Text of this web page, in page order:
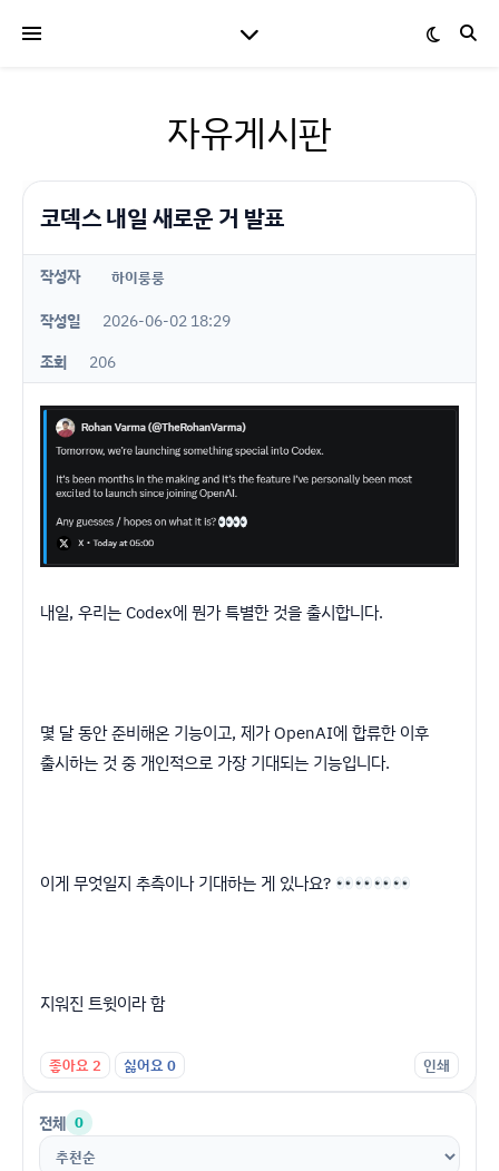
자유게시판
코덱스 내일 새로운 거 발표
작성자 하이룽룽
작성일
2026-06-02 18:29
조회
206
내일, 우리는 Codex에 뭔가 특별한 것을 출시합니다.
몇 달 동안 준비해온 기능이고, 제가 OpenAI에 합류한 이후
출시하는 것 중 개인적으로 가장 기대되는 기능입니다.
이게 무엇일지 추측이나 기대하는 게 있나요?
지워진 트윗이라 함
좋아요2 싫어요0 인쇄
전체 0